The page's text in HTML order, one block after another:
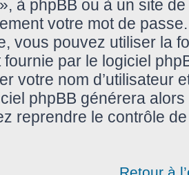
à phpBB ou à un site
votre mot de
vous pouvez utiliser la
fournie par le logiciel
votre nom d’utilisateur
phpBB générera
reprendre le contrôle